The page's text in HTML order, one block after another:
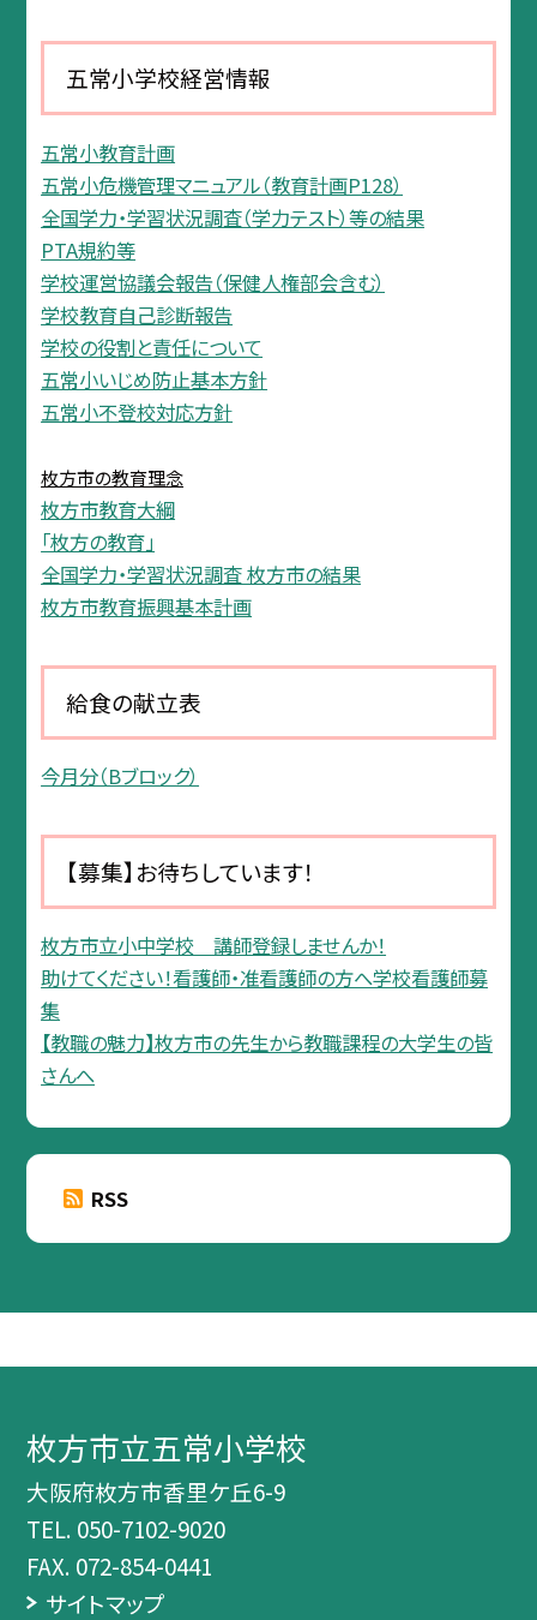
五常小学校経営情報
五常小教育計画
五常小危機管理マニュアル（教育計画P128）
全国学力・学習状況調査（学力テスト）等の結果
PTA規約等
学校運営協議会報告（保健人権部会含む）
学校教育自己診断報告
学校の役割と責任について
五常小いじめ防止基本方針
五常小不登校対応方針
枚方市の教育理念
枚方市教育大綱
「枚方の教育」
全国学力・学習状況調査 枚方市の結果
枚方市教育振興基本計画
給食の献立表
今月分（Bブロック）
【募集】お待ちしています！
枚方市立小中学校 講師登録しませんか！
助けてください！看護師・准看護師の方へ学校看護師募
集
【教職の魅力】枚方市の先生から教職課程の大学生の皆
さんへ
RSS
枚方市立五常小学校
大阪府枚方市香里ケ丘6-9
TEL. 050-7102-9020
FAX. 072-854-0441
サイトマップ